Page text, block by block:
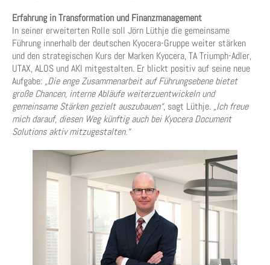
Erfahrung in Transformation und Finanzmanagement
In seiner erweiterten Rolle soll Jörn Lüthje die gemeinsame
Führung innerhalb der deutschen Kyocera-Gruppe weiter stärken
und den strategischen Kurs der Marken Kyocera, TA Triumph-Adler,
UTAX, ALOS und AKI mitgestalten. Er blickt positiv auf seine neue
Aufgabe: „Die enge Zusammenarbeit auf Führungsebene bietet
große Chancen, interne Abläufe weiterzuentwickeln und
gemeinsame Stärken gezielt auszubauen“, sagt Lüthje. „Ich freue
mich darauf, diesen Weg künftig auch bei Kyocera Document
Solutions aktiv mitzugestalten.“